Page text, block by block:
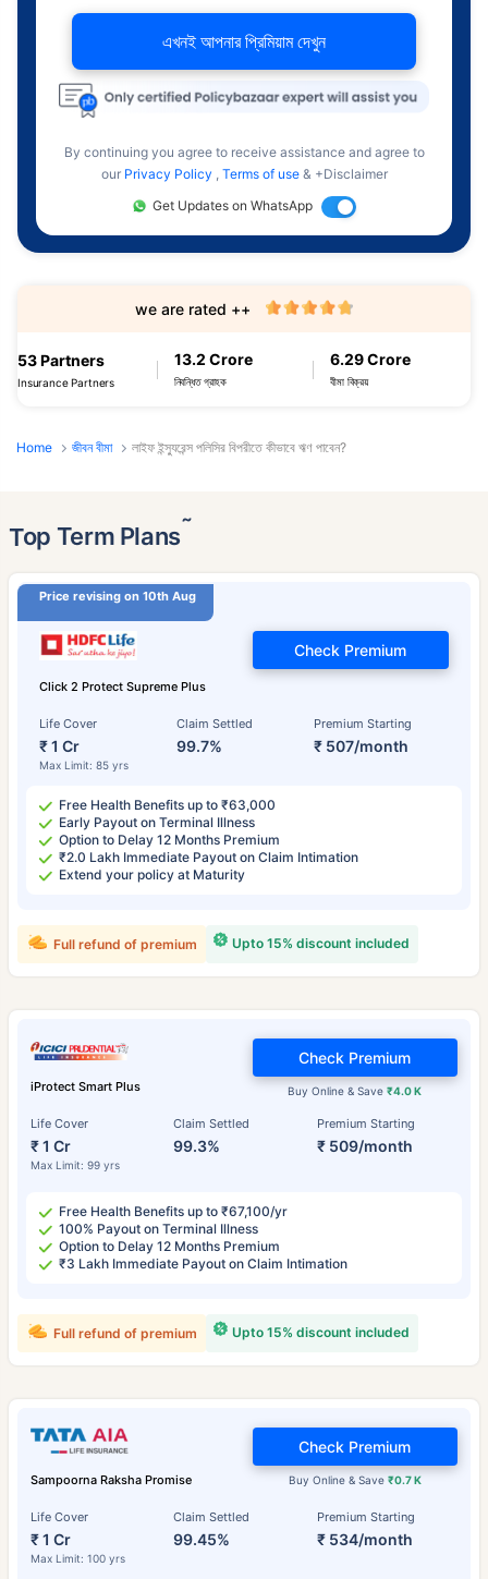
এখনই আপনার প্রিমিয়াম দেখুন
By continuing you agree to receive assistance and agree to
our Privacy Policy , Terms of use & +Disclaimer
Get Updates on WhatsApp
53 Partners
Insurance Partners
13.2 Crore
নিবন্ধিত গ্রাহক
6.29 Crore
বীমা বিক্রয়
we are rated ++
Home জীবন বীমা লাইফ ইন্স্যুরেন্স পলিসির বিপরীতে কীভাবে ঋণ পাবেন?
Top Term Plans˜
Price revising on 10th Aug
Click 2 Protect Supreme Plus
Life Cover
₹ 1 Cr
Max Limit: 85 yrs
Claim Settled
99.7%
Premium Starting
₹ 507/month
Check Premium
Free Health Benefits up to ₹63,000
Early Payout on Terminal Illness
Option to Delay 12 Months Premium
₹2.0 Lakh Immediate Payout on Claim Intimation
Extend your policy at Maturity
Upto 15% discount included
Full refund of premium
iProtect Smart Plus
Life Cover
₹ 1 Cr
Max Limit: 99 yrs
Claim Settled
99.3%
Premium Starting
₹ 509/month
Buy Online & Save₹4.0 K
Check Premium
Free Health Benefits up to ₹67,100/yr
100% Payout on Terminal Illness
Option to Delay 12 Months Premium
₹3 Lakh Immediate Payout on Claim Intimation
Upto 15% discount included
Full refund of premium
Sampoorna Raksha Promise
Life Cover
₹ 1 Cr
Max Limit: 100 yrs
Claim Settled
99.45%
Premium Starting
₹ 534/month
Buy Online & Save ₹0.7 K
Check Premium